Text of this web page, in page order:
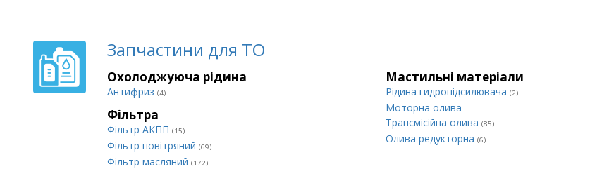
Запчастини для ТО
Охолоджуюча рідина
Антифриз (4)
Мастильні матеріали
Рідина гидропідсилювача (2)
Моторна олива
Трансмісійна олива (85)
Олива редукторна (6)
Фільтра
Фільтр АКПП (15)
Фільтр повітряний (69)
Фільтр масляний (172)